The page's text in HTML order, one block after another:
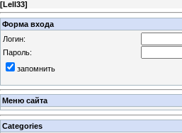
[Lell33]
Форма входа
Логин:
Пароль:
запомнить
Меню сайта
Categories